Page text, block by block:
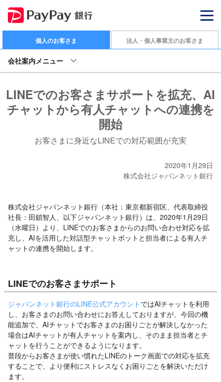
個人のお客さま 法人・個人事業主のお客さま
会社案内メニュー
LINEでのお客さまサポートを拡充、AI
チャットから有人チャットへの連携を
開始
お客さまに身近なLINEでの対応範囲が充実
2020年1月29日
株式会社ジャパンネット銀行
株式会社ジャパンネット銀行（本社：東京都新宿区、代表取締役
社長：田鎖智人、以下ジャパンネット銀行）は、2020年1月29日
（水曜日）より、LINEでのお客さまからのお問い合わせ対応を拡
充し、AIを活用した対話型チャットボットと担当者による有人チ
ャットの連携を開始します。
LINEでのお客さまサポート
ジャパンネット銀行のLINE公式アカウント ではAIチャットを利用
し、お客さまのお問い合わせにお答えしておりますが、今回の機
能追加で、AIチャットでお客さまのお困りごとが解決しなかった
場合はAIチャットが有人チャットを案内し、そのまま担当者とチ
ャットを行うことができるようになります。
普段からお客さまが使い慣れたLINEのトーク画面での対応を拡充
することで、より便利にストレスなくお困りごとを解決いただけ
ます。